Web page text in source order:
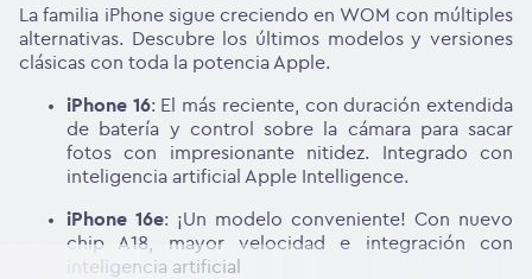
La familia iPhone sigue creciendo en WOM con múltiples
alternativas. Descubre los últimos modelos y versiones
clásicas con toda la potencia Apple.
iPhone 16: El más reciente, con duración extendida
de batería y control sobre la cámara para sacar
fotos con impresionante nitidez. Integrado con
inteligencia artificial Apple Intelligence.
iPhone 16e: ¡Un modelo conveniente! Con nuevo
chip A18, mayor velocidad e integración con
inteligencia artificial